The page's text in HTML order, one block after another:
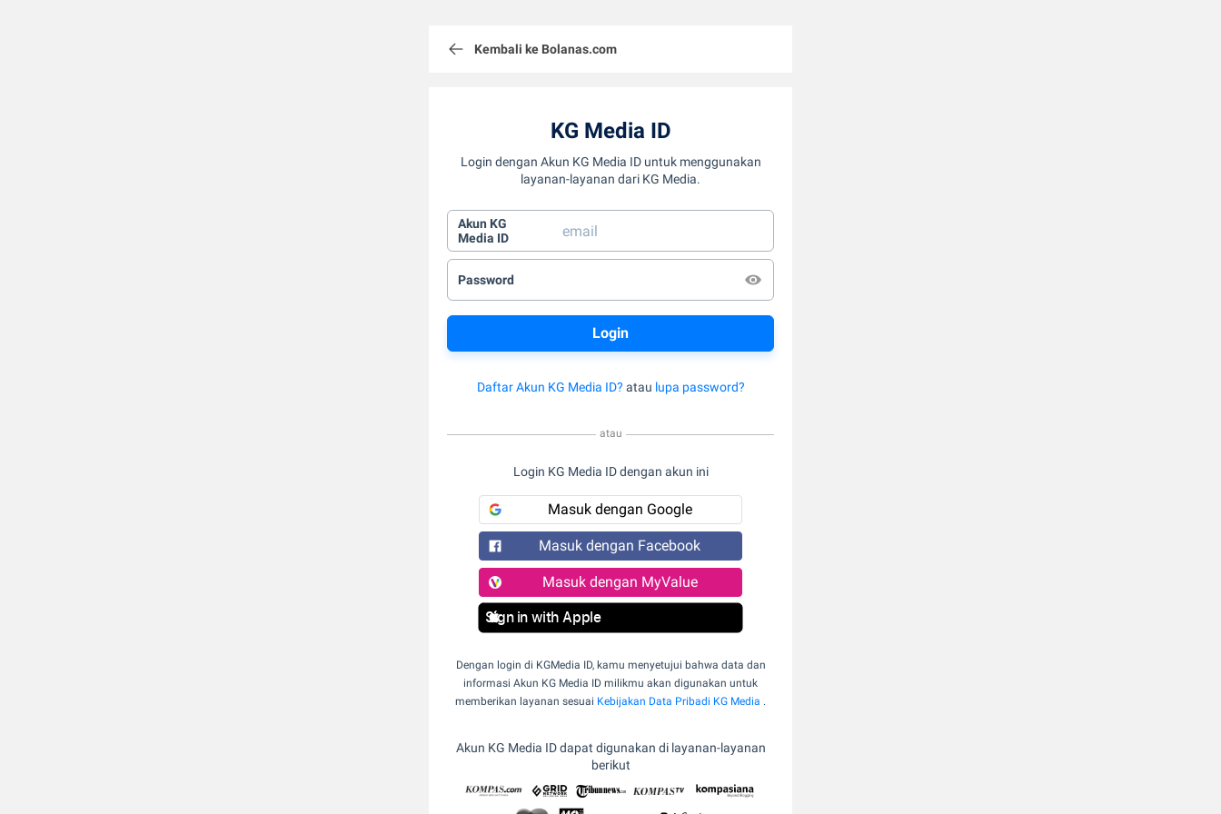
Kembali ke Bolanas.com
KG Media ID
Login dengan Akun KG Media ID untuk menggunakan
layanan-layanan dari KG Media.
Akun KG
Media ID
Password
Daftar Akun KG Media ID? atau lupa password?
atau
Login KG Media ID dengan akun ini
Masuk dengan Google
Masuk dengan Facebook
Masuk dengan MyValue
Sign in with Apple
Dengan login di KGMedia ID, kamu menyetujui bahwa data dan
informasi Akun KG Media ID milikmu akan digunakan untuk
memberikan layanan sesuai Kebijakan Data Pribadi KG Media .
Akun KG Media ID dapat digunakan di layanan-layanan
berikut